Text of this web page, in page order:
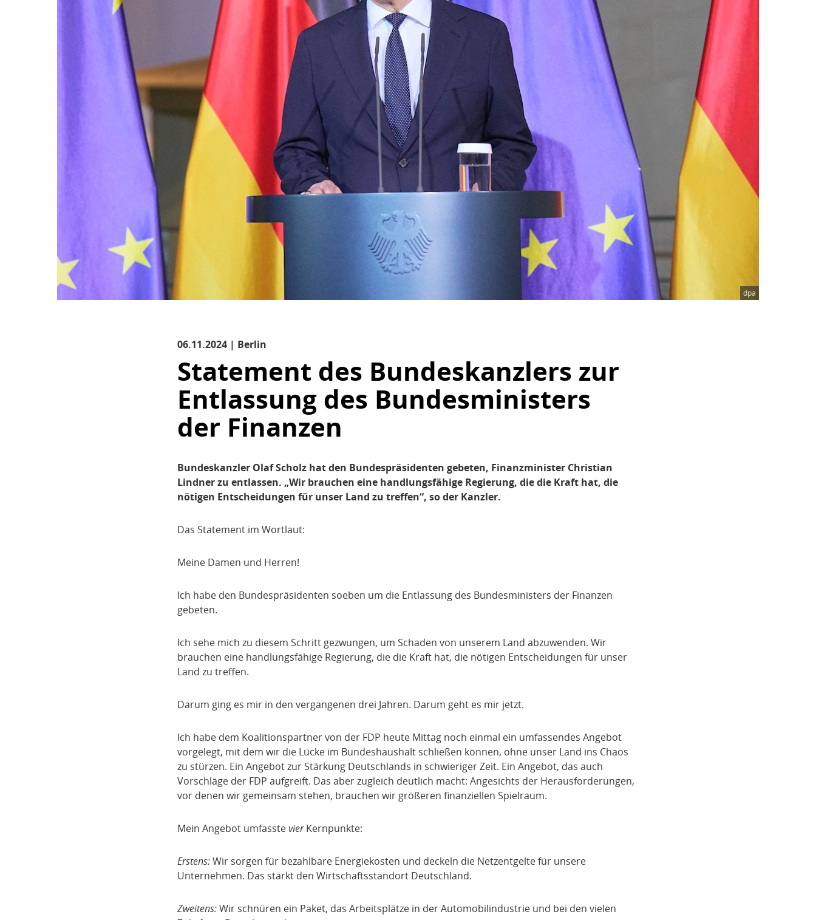
dpa
06.11.2024 | Berlin
Statement des Bundeskanzlers zur
Entlassung des Bundesministers
der Finanzen
Bundeskanzler Olaf Scholz hat den Bundespräsidenten gebeten, Finanzminister Christian
Lindner zu entlassen. „Wir brauchen eine handlungsfähige Regierung, die die Kraft hat, die
nötigen Entscheidungen für unser Land zu treffen“, so der Kanzler.
Das Statement im Wortlaut:
Meine Damen und Herren!
Ich habe den Bundespräsidenten soeben um die Entlassung des Bundesministers der Finanzen
gebeten.
Ich sehe mich zu diesem Schritt gezwungen, um Schaden von unserem Land abzuwenden. Wir
brauchen eine handlungsfähige Regierung, die die Kraft hat, die nötigen Entscheidungen für unser
Land zu treffen.
Darum ging es mir in den vergangenen drei Jahren. Darum geht es mir jetzt.
Ich habe dem Koalitionspartner von der FDP heute Mittag noch einmal ein umfassendes Angebot
vorgelegt, mit dem wir die Lücke im Bundeshaushalt schließen können, ohne unser Land ins Chaos
zu stürzen. Ein Angebot zur Stärkung Deutschlands in schwieriger Zeit. Ein Angebot, das auch
Vorschläge der FDP aufgreift. Das aber zugleich deutlich macht: Angesichts der Herausforderungen,
vor denen wir gemeinsam stehen, brauchen wir größeren finanziellen Spielraum.
Mein Angebot umfasstevierKernpunkte:
Erstens:Wir sorgen für bezahlbare Energiekosten und deckeln die Netzentgelte für unsere
Unternehmen. Das stärkt den Wirtschaftsstandort Deutschland.
Zweitens:Wir schnüren ein Paket, das Arbeitsplätze in der Automobilindustrie und bei den vielen